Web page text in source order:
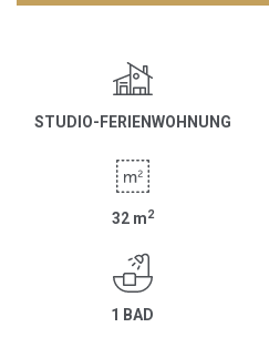
STUDIO-FERIENWOHNUNG
32 m2
1 BAD